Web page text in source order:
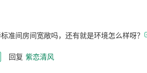
准间房间宽敞吗，还有就是环境怎么样呀？
回复 紫恋清风